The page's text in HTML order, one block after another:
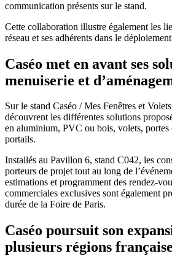
communication présents sur le stand.
Cette collaboration illustre également les
réseau et ses adhérents dans le
Caséo met en avant ses
menuiserie et
Sur le stand Caséo / Mes Fenêtres et
découvrent les différentes solutions
en aluminium, PVC ou bois, volets, portes
portails.
Installés au Pavillon 6, stand C042, les
porteurs de projet tout au long de
estimations et programment des rendez-
commerciales exclusives sont également
durée de la Foire de Paris.
Caséo poursuit son
plusieurs régions